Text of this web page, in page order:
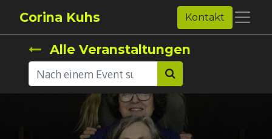
Corina Kuhs Kontakt
Alle Veranstaltungen